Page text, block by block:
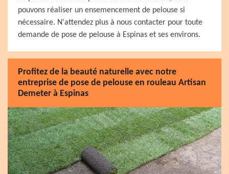
pouvons réaliser un ensemencement de pelouse si
nécessaire. N'attendez plus à nous contacter pour toute
demande de pose de pelouse à Espinas et ses environs.
Profitez de la beauté naturelle avec notre
entreprise de pose de pelouse en rouleau Artisan
Demeter à Espinas